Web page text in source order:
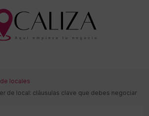
locales
de local: cláusulas clave que debes negociar